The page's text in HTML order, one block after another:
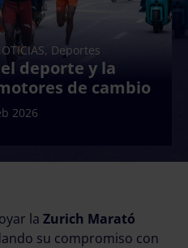
Deportes
deporte y la
de cambio
2026
la Zurich Marató
su compromiso con